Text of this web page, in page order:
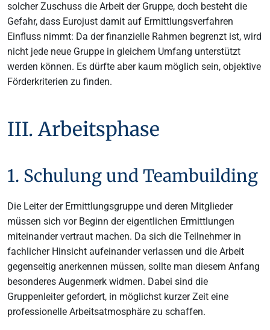
solcher Zuschuss die Arbeit der Gruppe, doch besteht die
Gefahr, dass Eurojust damit auf Ermittlungsverfahren
Einfluss nimmt: Da der finanzielle Rahmen begrenzt ist, wird
nicht jede neue Gruppe in gleichem Umfang unterstützt
werden können. Es dürfte aber kaum möglich sein, objektive
Förderkriterien zu finden.
III. Arbeitsphase
1. Schulung und Teambuilding
Die Leiter der Ermittlungsgruppe und deren Mitglieder
müssen sich vor Beginn der eigentlichen Ermittlungen
miteinander vertraut machen. Da sich die Teilnehmer in
fachlicher Hinsicht aufeinander verlassen und die Arbeit
gegenseitig anerkennen müssen, sollte man diesem Anfang
besonderes Augenmerk widmen. Dabei sind die
Gruppenleiter gefordert, in möglichst kurzer Zeit eine
professionelle Arbeitsatmosphäre zu schaffen.